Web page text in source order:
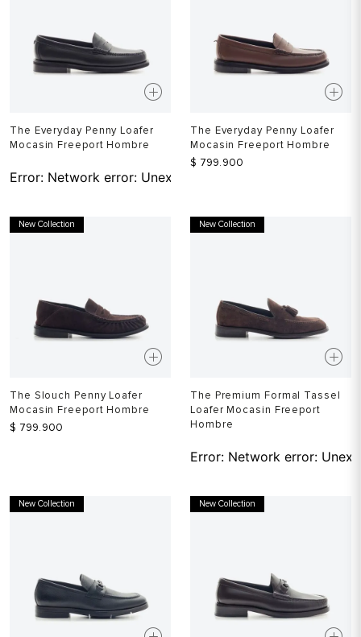
The Everyday Penny Loafer
Mocasin Freeport Hombre
Error: Network error: Unexpected token T in JSON at
The Everyday Penny Loafer
Mocasin Freeport Hombre
$ 799.900
New Collection
The Slouch Penny Loafer
Mocasin Freeport Hombre
$ 799.900
New Collection
The Premium Formal Tassel
Loafer Mocasin Freeport
Hombre
Error: Network error:
New Collection New Collection